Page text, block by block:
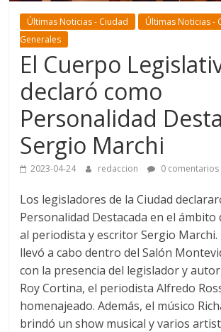
Últimas Noticias - Ciudad
Últimas Noticias -
Generales
El Cuerpo
declaró como
Personalidad
Sergio Marchi
2023-04-24 redaccion 0 comentarios
Los legisladores de la Ciudad
Personalidad Destacada en el ámbito
al periodista y escritor Sergio Marchi.
llevó a cabo dentro del Salón
con la presencia del legislador y
Roy Cortina, el periodista Alfredo
homenajeado. Además, el músico
brindó un show musical y varios